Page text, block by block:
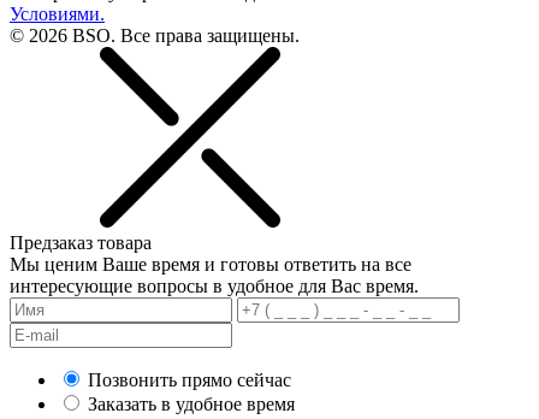
Условиями.
© 2026 BSO. Все права защищены.
Предзаказ товара
Мы ценим Ваше время и готовы ответить на все
интересующие вопросы в удобное для Вас время.
Позвонить прямо сейчас
Заказать в удобное время